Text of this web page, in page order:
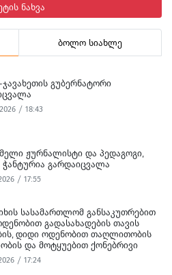
ნახვა
ბოლო სიახლე
ᲯᲐᲕᲐᲮᲔᲗᲘᲡ ᲒᲣᲑᲔᲠᲜᲐᲢᲝᲠᲘ
/ 18:43
ᲟᲣᲠᲜᲐᲚᲘᲡᲢᲘ ᲓᲐ ᲞᲔᲓᲐᲒᲝᲒᲘ,
ᲭᲐᲜᲢᲣᲠᲘᲐ ᲒᲐᲠᲓᲐᲘᲪᲕᲐᲚᲐ
/ 17:55
ᲡᲐᲡᲐᲛᲐᲠᲗᲚᲝᲛ ᲒᲐᲜᲡᲐᲙᲣᲗᲠᲔᲑᲘᲗ
ᲒᲐᲓᲐᲡᲐᲮᲐᲓᲔᲑᲘᲡ ᲗᲐᲕᲘᲡ
ᲓᲘᲓᲘ ᲝᲓᲔᲜᲝᲑᲘᲗ ᲗᲐᲦᲚᲘᲗᲝᲑᲘᲡ
ᲓᲐ ᲛᲝᲢᲧᲣᲔᲑᲘᲗ ᲥᲝᲜᲔᲑᲠᲘᲕᲘ
ᲤᲐᲥᲢᲔᲑᲖᲔ 1 ᲞᲘᲠᲘ ᲓᲐᲛᲜᲐᲨᲐᲕᲔᲓ
/ 17:24